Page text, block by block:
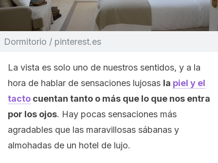
Dormitorio / pinterest.es
La vista es solo uno de nuestros sentidos, y a la
hora de hablar de sensaciones lujosas la piel y el
tacto cuentan tanto o más que lo que nos entra
por los ojos. Hay pocas sensaciones más
agradables que las maravillosas sábanas y
almohadas de un hotel de lujo.